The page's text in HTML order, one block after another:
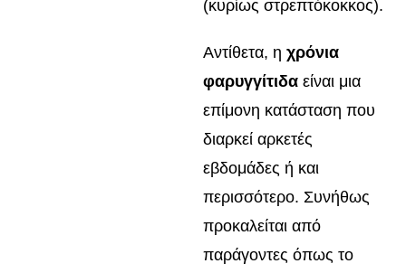
(κυρίως στρεπτόκοκκος).
Αντίθετα, η χρόνια
φαρυγγίτιδα είναι μια
επίμονη κατάσταση που
διαρκεί αρκετές
εβδομάδες ή και
περισσότερο. Συνήθως
προκαλείται από
παράγοντες όπως το